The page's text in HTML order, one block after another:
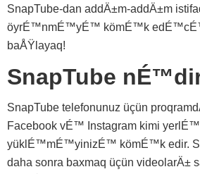
SnapTube-dan addÄ±m-addÄ±m
öyrÉ™nmÉ™yÉ™ kömÉ™k
baÅŸlayaq!
SnapTube
SnapTube telefonunuz üçün
Facebook vÉ™ Instagram kimi
yüklÉ™mÉ™yinizÉ™ kömÉ™k edir.
daha sonra baxmaq üçün videolarÄ±